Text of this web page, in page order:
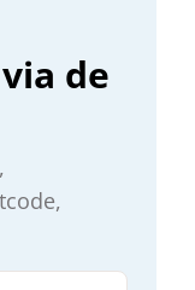
de